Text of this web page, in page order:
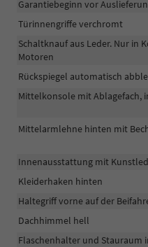
Garantiebeginn vor
Türinnengriffe verchromt
Schaltknauf aus Leder. Nur in
Motoren
Rückspiegel automatisch
Mittelkonsole mit Ablagefach,
Mittelarmlehne hinten mit
Innenausstattung mit
Kleiderhaken hinten
Haltegriff vorne auf der
Dachhimmel hell
Flaschenhalter und Stauraum